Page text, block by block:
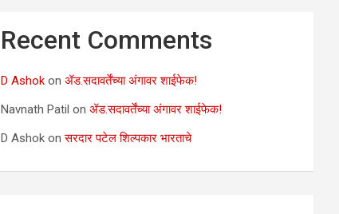
Recent Comments
D Ashok onॲड.सदावर्तेंच्या अंगावर शाईफेक!
Navnath Patil onॲड.सदावर्तेंच्या अंगावर शाईफेक!
D Ashok onसरदार पटेल शिल्पकार भारताचे